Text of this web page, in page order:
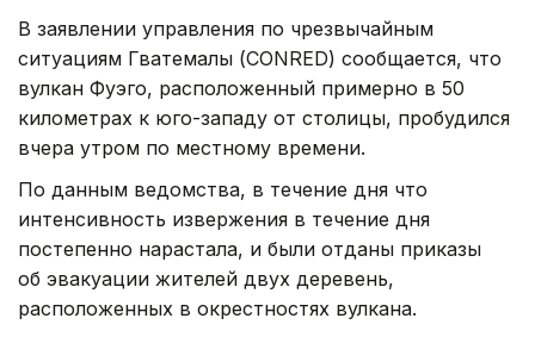
В заявлении управления по чрезвычайным
ситуациям Гватемалы (CONRED) сообщается, что
вулкан Фуэго, расположенный примерно в 50
километрах к юго-западу от столицы, пробудился
вчера утром по местному времени.
По данным ведомства, в течение дня что
интенсивность извержения в течение дня
постепенно нарастала, и были отданы приказы
об эвакуации жителей двух деревень,
расположенных в окрестностях вулкана.